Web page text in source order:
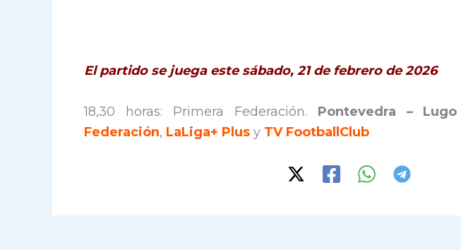
El partido se juega este sábado, 21 de febrero de 2026
18,30 horas: Primera Federación. Pontevedra – Lugo
Federación, LaLiga+ Plus y TV FootballClub